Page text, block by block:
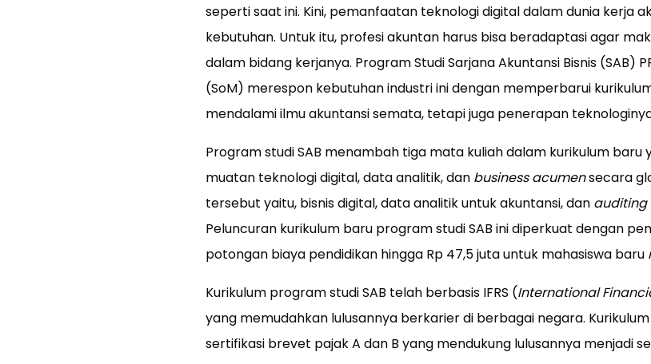
seperti saat ini. Kini, pemanfaatan teknologi digital dalam dunia kerja
kebutuhan. Untuk itu, profesi akuntan harus bisa beradaptasi agar
dalam bidang kerjanya. Program Studi Sarjana Akuntansi Bisnis (SAB)
(SoM) merespon kebutuhan industri ini dengan memperbarui
mendalami ilmu akuntansi semata, tetapi juga penerapan
Program studi SAB menambah tiga mata kuliah dalam kurikulum baru
muatan teknologi digital, data analitik, dan business acumensecara
tersebut yaitu, bisnis digital, data analitik untuk akuntansi, dan auditing
Peluncuran kurikulum baru program studi SAB ini diperkuat dengan
potongan biaya pendidikan hingga Rp 47,5 juta untuk mahasiswa baru
Kurikulum program studi SAB telah berbasis IFRS (International
yang memudahkan lulusannya berkarier di berbagai negara.
sertifikasi brevet pajak A dan B yang mendukung lulusannya menjadi